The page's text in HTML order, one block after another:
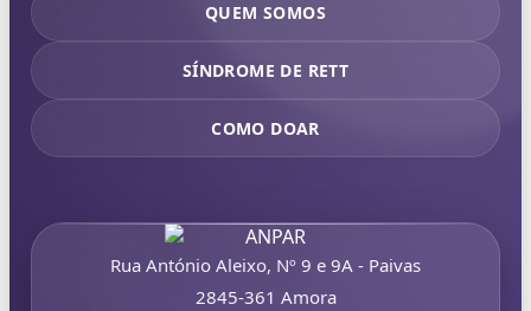
QUEM SOMOS
SÍNDROME DE RETT
COMO DOAR
Rua António Aleixo, Nº 9 e 9A - Paivas
2845-361 Amora